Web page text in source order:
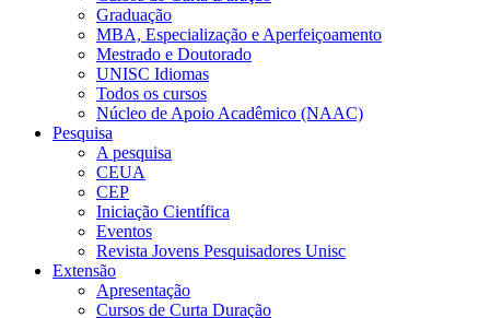
Graduação
MBA, Especialização e Aperfeiçoamento
Mestrado e Doutorado
UNISC Idiomas
Todos os cursos
Núcleo de Apoio Acadêmico (NAAC)
Pesquisa
A pesquisa
CEUA
CEP
Iniciação Científica
Eventos
Revista Jovens Pesquisadores Unisc
Extensão
Apresentação
Cursos de Curta Duração